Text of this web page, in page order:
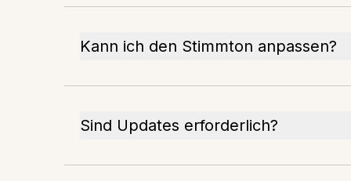
Kann ich den Stimmton anpassen?
Sind Updates erforderlich?